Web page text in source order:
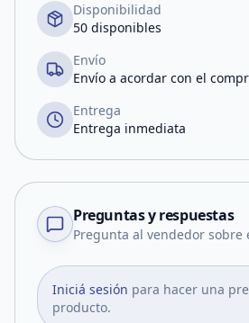
Disponibilidad
50 disponibles
Envío
Envío a acordar con el
Entrega
Entrega inmediata
Preguntas y respuestas
Pregunta al vendedor sobre
Iniciá sesión para hacer una
producto.